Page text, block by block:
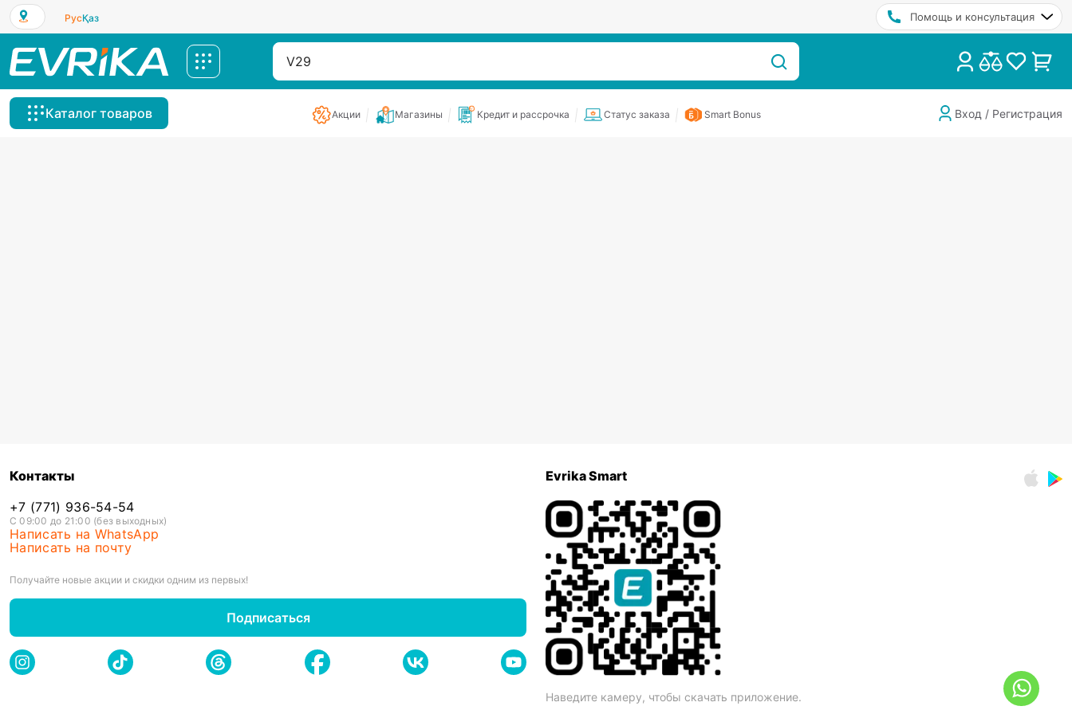
РусҚаз Помощь и консультация
Каталог товаров Акции Магазины Кредит и рассрочка Статус заказа Smart Bonus Вход / Регистрация
Контакты
+7 (771) 936-54-54
С 09:00 до 21:00 (без выходных)
Написать на WhatsApp
Написать на почту
Получайте новые акции и скидки одним из первых!
Подписаться
Evrika Smart
Наведите камеру, чтобы скачать приложение.